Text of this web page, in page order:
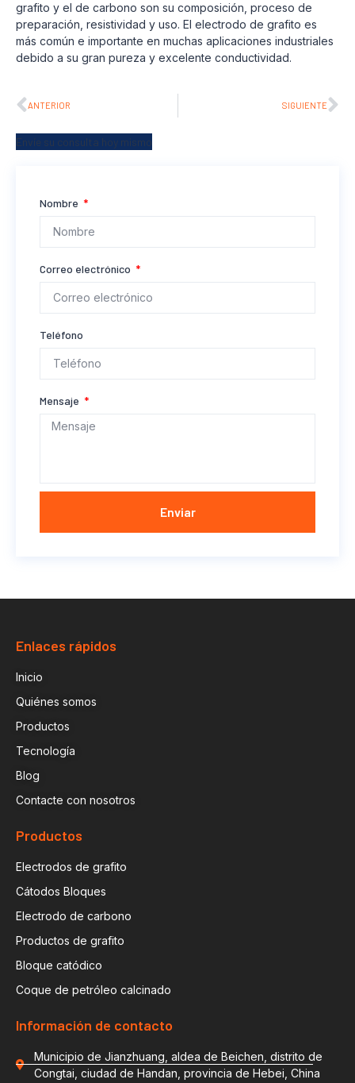
grafito y el de carbono son su composición, proceso de
preparación, resistividad y uso. El electrodo de grafito es
más común e importante en muchas aplicaciones industriales
debido a su gran pureza y excelente conductividad.
ANTERIOR SIGUIENTE
Envíe su consulta hoy mismo
Nombre
Correo electrónico
Teléfono
Mensaje
Enviar
Enlaces rápidos
Inicio
Quiénes somos
Productos
Tecnología
Blog
Contacte con nosotros
Productos
Electrodos de grafito
Cátodos Bloques
Electrodo de carbono
Productos de grafito
Bloque catódico
Coque de petróleo calcinado
Información de contacto
Municipio de Jianzhuang, aldea de Beichen, distrito de
Congtai, ciudad de Handan, provincia de Hebei, China